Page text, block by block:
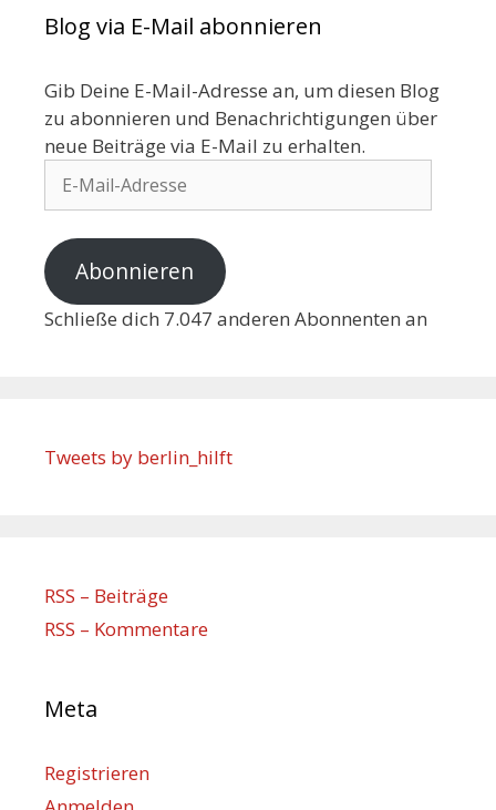
Blog via E-Mail abonnieren
Gib Deine E-Mail-Adresse an, um diesen Blog
zu abonnieren und Benachrichtigungen über
neue Beiträge via E-Mail zu erhalten.
Abonnieren
Schließe dich 7.047 anderen Abonnenten an
Tweets by berlin_hilft
RSS – Beiträge
RSS – Kommentare
Meta
Registrieren